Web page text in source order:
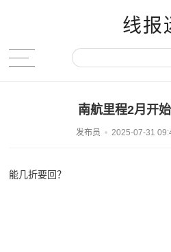
线报
南航里程2月开
发布员 2025-07-31
能几折要回？